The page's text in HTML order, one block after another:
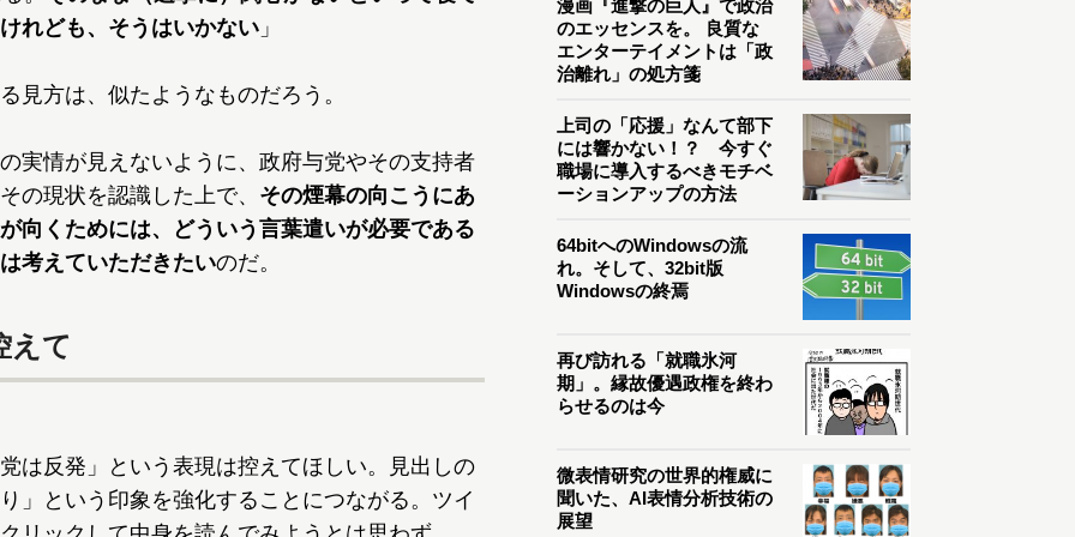
れども、そうはいかない 」
方は、似たようなものだろう。
情が見えないように、政府与党やその支持者
の現状を認識した上で、 その煙幕の向こうにあ
向くためには、どういう言葉遣いが必要である
考えていただきたいのだ。
えて
反発」という表現は控えてほしい。見出しの
」という印象を強化することにつながる。ツイ
漫画『進撃の巨人』で政治
のエッセンスを。 良質な
エンターテイメントは「政
治離れ」の処方箋
上司の「応援」なんて部下
には響かない！？ 今すぐ
職場に導入するべきモチベ
ーションアップの方法
64bitへのWindowsの流
れ。そして、32bit版
Windowsの終焉
再び訪れる「就職氷河
期」。縁故優遇政権を終わ
らせるのは今
微表情研究の世界的権威に
聞いた、AI表情分析技術の
展望